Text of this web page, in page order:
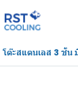
โต๊ะสแตนเลส 3 ชั้น